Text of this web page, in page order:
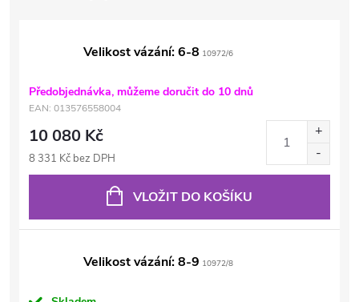
Velikost vázání: 6-8 10972/6
Předobjednávka, můžeme doručit do 10 dnů
EAN: 013576558004
10 080 Kč
8 331 Kč bez DPH
VLOŽIT DO KOŠÍKU
Velikost vázání: 8-9 10972/8